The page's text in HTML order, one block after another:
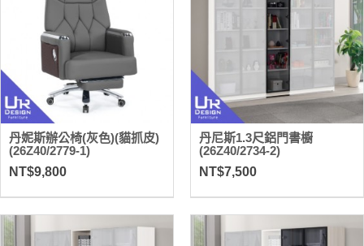
丹妮斯辦公椅(灰色)(貓抓皮)
(26Z40/2779-1)
NT$9,800
丹尼斯1.3尺鋁門書櫥
(26Z40/2734-2)
NT$7,500